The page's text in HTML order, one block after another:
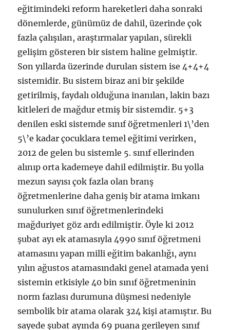
eğitimindeki reform hareketleri daha sonraki
dönemlerde, günümüz de dahil, üzerinde çok
fazla çalışılan, araştırmalar yapılan, sürekli
gelişim gösteren bir sistem haline gelmiştir.
Son yıllarda üzerinde durulan sistem ise 4+4+4
sistemidir. Bu sistem biraz ani bir şekilde
getirilmiş, faydalı olduğuna inanılan, lakin bazı
kitleleri de mağdur etmiş bir sistemdir. 5+3
denilen eski sistemde sınıf öğretmenleri 1\’den
5\’e kadar çocuklara temel eğitimi verirken,
2012 de gelen bu sistemle 5. sınıf ellerinden
alınıp orta kademeye dahil edilmiştir. Bu yolla
mezun sayısı çok fazla olan branş
öğretmenlerine daha geniş bir atama imkanı
sunulurken sınıf öğretmenlerindeki
mağduriyet göz ardı edilmiştir. Öyle ki 2012
şubat ayı ek atamasıyla 4990 sınıf öğretmeni
atamasını yapan milli eğitim bakanlığı, aynı
yılın ağustos atamasındaki genel atamada yeni
sistemin etkisiyle 40 bin sınıf öğretmeninin
norm fazlası durumuna düşmesi nedeniyle
sembolik bir atama olarak 324 kişi atamıştır. Bu
sayede şubat ayında 69 puana gerileyen sınıf